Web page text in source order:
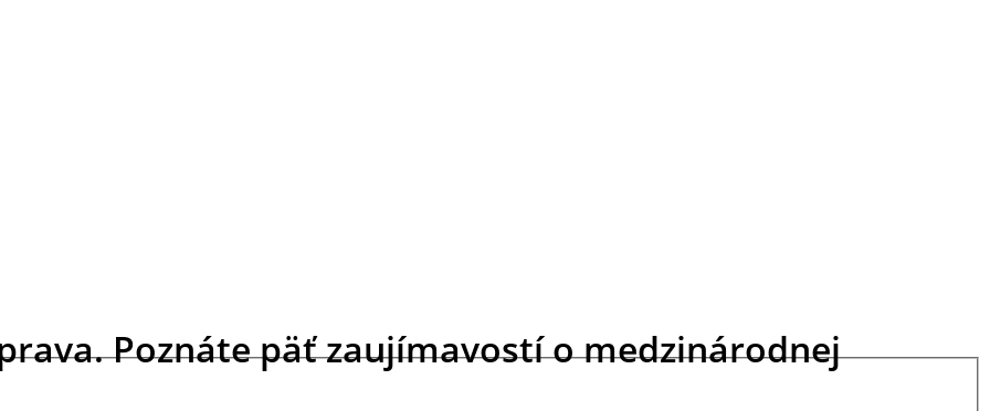
Poznáte päť zaujímavostí o medzinárodnej